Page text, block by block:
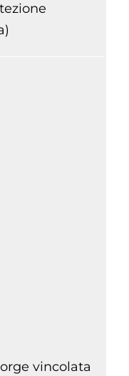
vincolata